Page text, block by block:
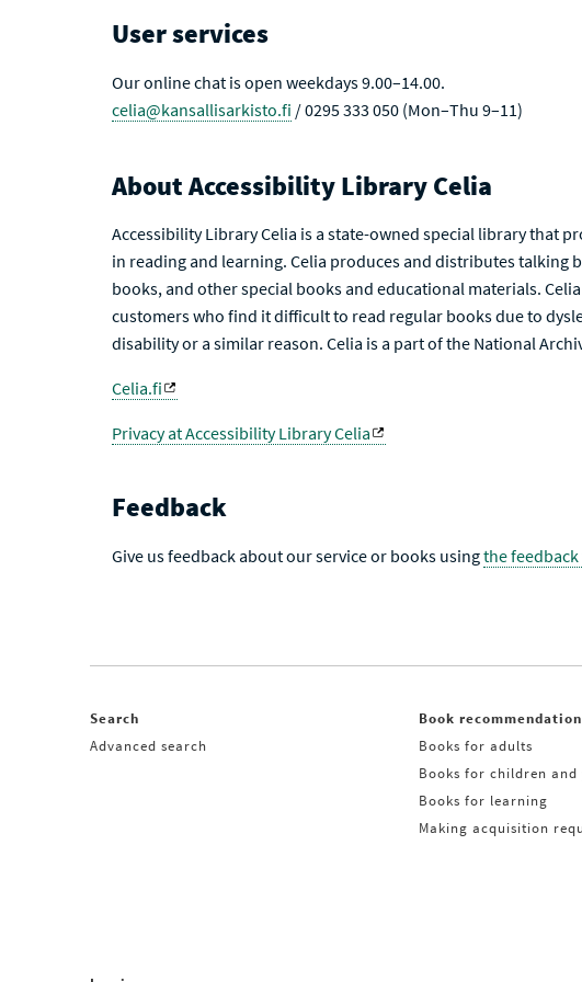
User services
Our online chat is open weekdays 9.00–14.00.
celia@kansallisarkisto.fi / 0295 333 050 (Mon–Thu 9–11)
About Accessibility Library Celia
Accessibility Library Celia is a state-owned special library that
in reading and learning. Celia produces and distributes talking
books, and other special books and educational materials.
customers who find it difficult to read regular books due to
disability or a similar reason. Celia is a part of the National
Celia.fi
Privacy at Accessibility Library Celia
Feedback
Give us feedback about our service or books usingthe
Search
Advanced search
Book
Books for adults
Books for children and
Books for learning
Making acquisition